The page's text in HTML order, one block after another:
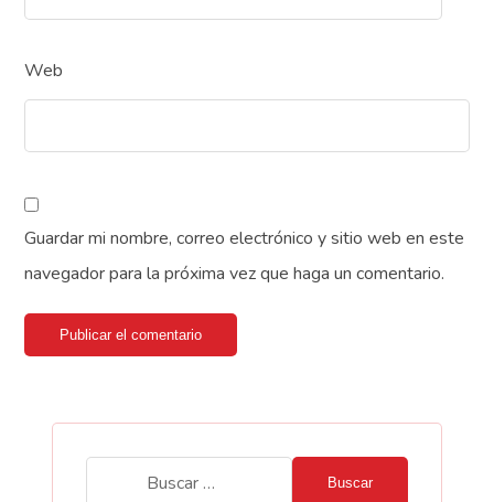
Web
Guardar mi nombre, correo electrónico y sitio web en este
navegador para la próxima vez que haga un comentario.
Publicar el comentario
Buscar